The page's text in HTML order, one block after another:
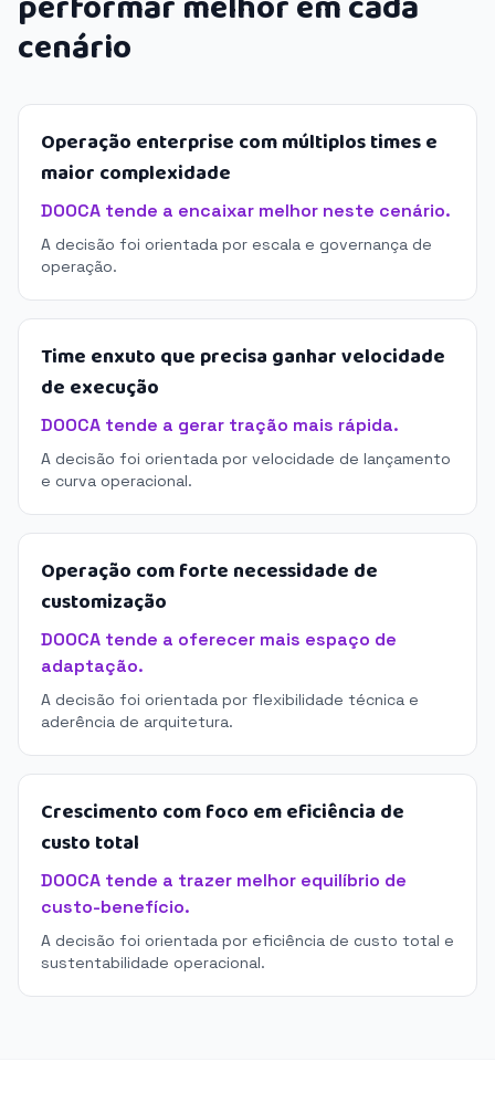
cenário
Operação enterprise com múltiplos times e
maior complexidade
DOOCA tende a encaixar melhor neste cenário.
A decisão foi orientada por escala e governança de
operação.
Time enxuto que precisa ganhar velocidade
de execução
DOOCA tende a gerar tração mais rápida.
A decisão foi orientada por velocidade de lançamento
e curva operacional.
Operação com forte necessidade de
customização
DOOCA tende a oferecer mais espaço de
adaptação.
A decisão foi orientada por flexibilidade técnica e
aderência de arquitetura.
Crescimento com foco em eficiência de
custo total
DOOCA tende a trazer melhor equilíbrio de
custo-benefício.
A decisão foi orientada por eficiência de custo total e
sustentabilidade operacional.